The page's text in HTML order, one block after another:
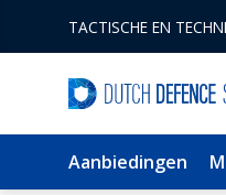
TACTISCHE EN
Aanbiedingen